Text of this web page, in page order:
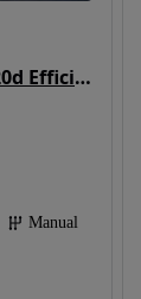
BMW X1 sDrive20d EfficientDynamics Edition
Manual